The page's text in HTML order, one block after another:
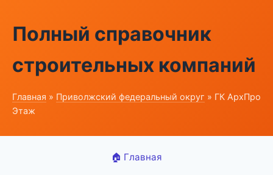
Полный справочник
строительных компаний
Главная » Приволжский федеральный округ » ГК АрхПро
Этаж
🏠 Главная